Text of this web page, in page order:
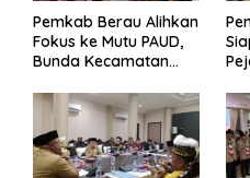
Pemkab Berau Alihkan
Fokus ke Mutu PAUD,
Bunda Kecamatan
Pengawasan